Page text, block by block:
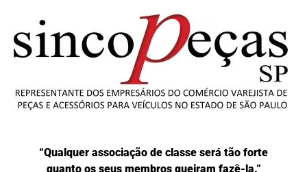
“Qualquer associação de classe será tão forte
quanto os seus membros queiram fazê-la.”